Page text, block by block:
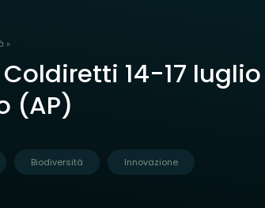
»
14-17
(AP)
Biodiversità Innovazione